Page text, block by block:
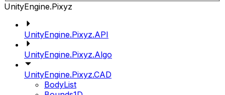
UnityEngine.Pixyz
UnityEngine.Pixyz.API
UnityEngine.Pixyz.Algo
UnityEngine.Pixyz.CAD
BodyList